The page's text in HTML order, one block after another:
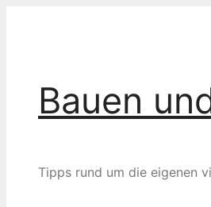
Bauen
Tipps rund um die eigenen